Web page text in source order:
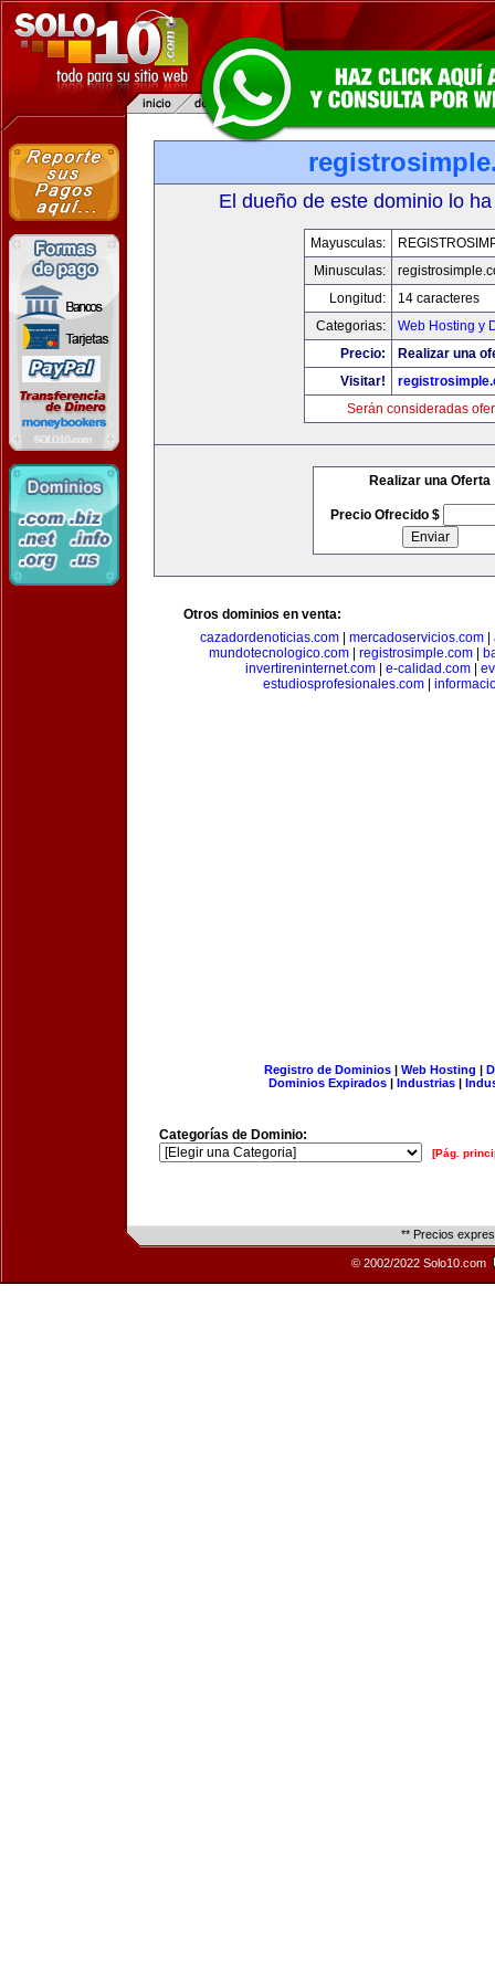
El dueño de este dominio lo
Mayusculas:
Minusculas:
Longitud:
14 caracteres
Categorias:
Web Hosting y
Precio:
Realizar una
Visitar!
Serán consideradas
Realizar una Oferta
Precio Ofrecido $
Otros dominios en venta:
cazadordenoticias.com
mercadoservicios.com
mundotecnologico.com| registrosimple.com|
invertireninternet.com| e-calidad.com|
estudiosprofesionales.com
Registro de Dominios| Web Hosting |
Dominios Expirados | Industrias |
Categorías de Dominio:
[Pág.
** Precios
© 2002/2022 Solo10.com